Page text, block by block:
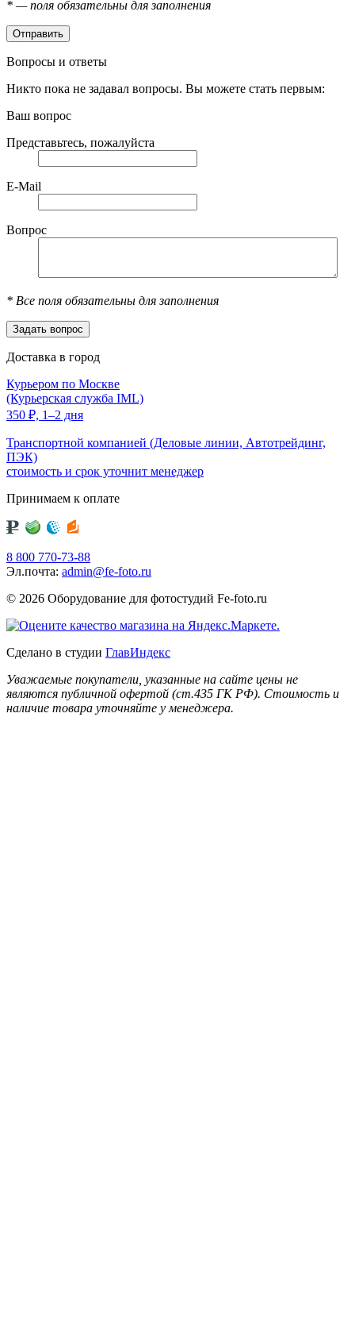
* — поля обязательны для заполнения
Вопросы и ответы
Никто пока не задавал вопросы. Вы можете стать первым:
Ваш вопрос
Представьтесь, пожалуйста
E-Mail
Вопрос
* Все поля обязательны для заполнения
Доставка в город
Курьером по Москве
(Курьерская служба IML)
350 ₽, 1–2 дня
Транспортной компанией (Деловые линии, Автотрейдинг,
ПЭК)
стоимость и срок уточнит менеджер
Принимаем к оплате
8 800 770-73-88
Эл.почта: admin@fe-foto.ru
© 2026 Оборудование для фотостудий Fe-foto.ru
Сделано в студии ГлавИндекс
Уважаемые покупатели, указанные на сайте цены не
являются публичной офертой (ст.435 ГК РФ). Стоимость и
наличие товара уточняйте у менеджера.